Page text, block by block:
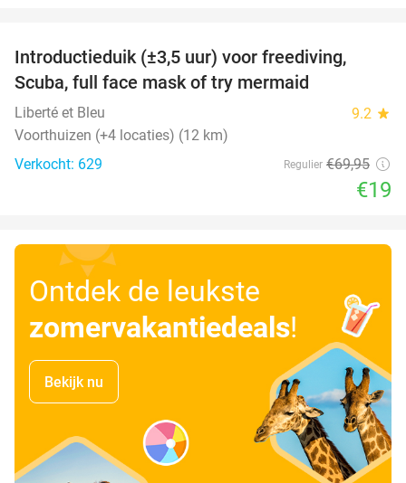
Introductieduik (±3,5 uur) voor freediving,
Scuba, full face mask of try mermaid
Liberté et Bleu 9.2 star
Voorthuizen (+4 locaties) (12 km)
Verkocht: 629
Regulier €69,95
€19
Ontdek de leukste
zomervakantiedeals!
Bekijk nu